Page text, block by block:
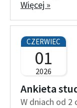
Więcej »
CZERWIEC
01
2026
Ankieta
W dniach od 2